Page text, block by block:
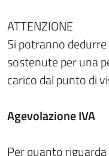
ATTENZIONE
Si potranno
sostenute per una
carico dal punto di
Agevolazione IVA
Per quanto riguarda